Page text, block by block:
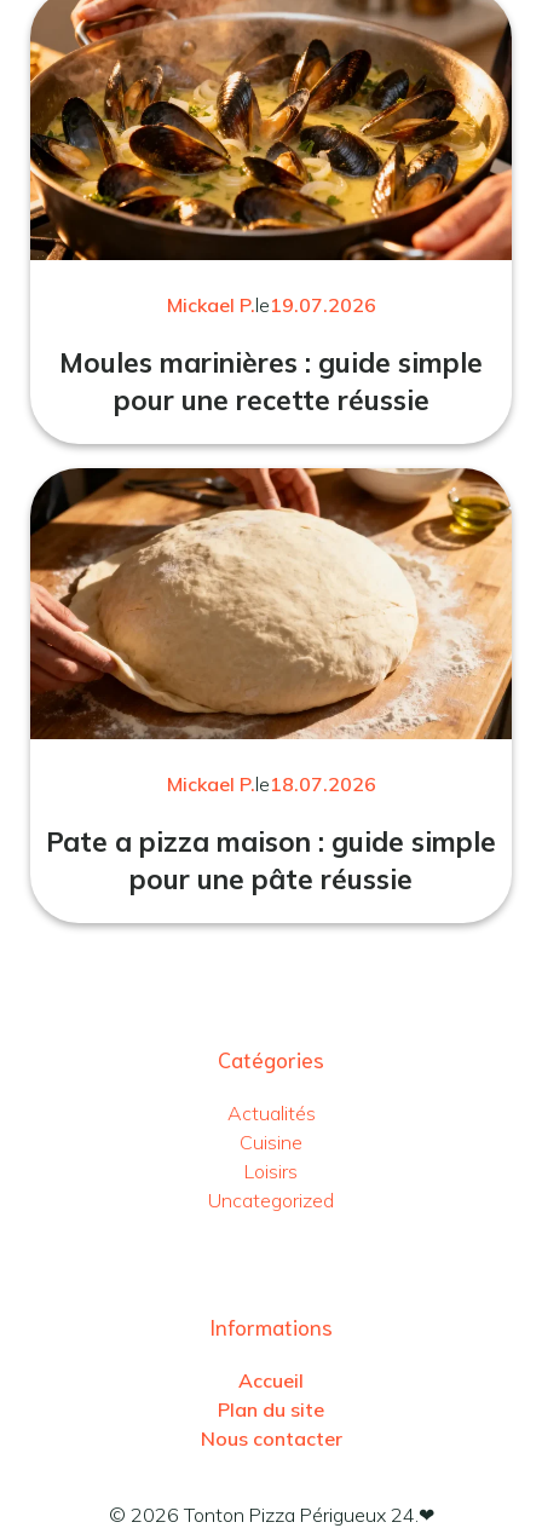
Mickael P.le19.07.2026
Moules marinières : guide simple
pour une recette réussie
Mickael P.le18.07.2026
Pate a pizza maison : guide simple
pour une pâte réussie
Catégories
Actualités
Cuisine
Loisirs
Uncategorized
Informations
Accueil
Plan du site
Nous contacter
© 2026 Tonton Pizza Périgueux 24.❤